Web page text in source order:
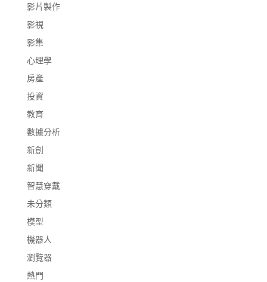
影片製作
影視
影集
心理學
房產
投資
教育
數據分析
新創
新聞
智慧穿戴
未分類
模型
機器人
瀏覽器
熱門